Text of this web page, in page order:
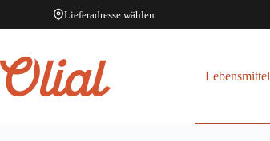
Lieferadresse wählen
springen
Lebensmittel